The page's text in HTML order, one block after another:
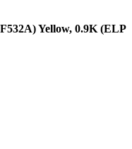
Yellow, 0.9K (ELP